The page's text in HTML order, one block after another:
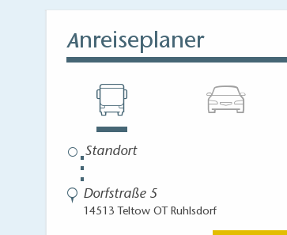
Anreiseplaner
⋮
Dorfstraße 5
14513 Teltow OT Ruhlsdorf